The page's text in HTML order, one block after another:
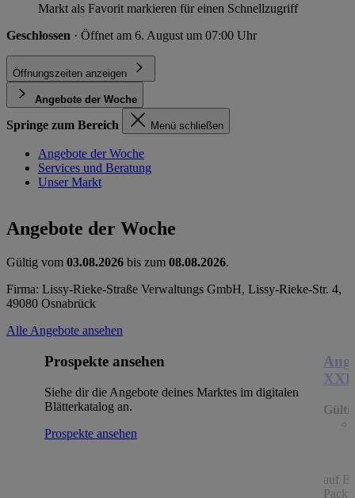
Markt als Favorit markieren für einen Schnellzugriff
Geschlossen · Öffnet am 6. August um 07:00 Uhr
Öffnungszeiten anzeigen
Angebote der Woche
Springe zum Bereich Menü schließen
Angebote der Woche
Services und Beratung
Unser Markt
Angebote der Woche
Gültig vom 03.08.2026 bis zum 08.08.2026.
Firma: Lissy-Rieke-Straße Verwaltungs GmbH, Lissy-Rieke-Str. 4,
49080 Osnabrück
Alle Angebote ansehen
Prospekte ansehen
Siehe dir die Angebote deines Marktes im digitalen
Blätterkatalog an.
Prospekte ansehen
XXL
auf